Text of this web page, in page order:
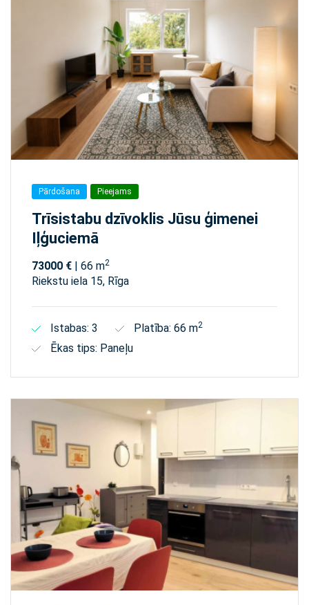
Pārdošana Pieejams
Trīsistabu dzīvoklis Jūsu ģimenei
Iļģuciemā
73000 € | 66 m2
Riekstu iela 15, Rīga
Istabas: 3 Platība: 66 m2
Ēkas tips: Paneļu